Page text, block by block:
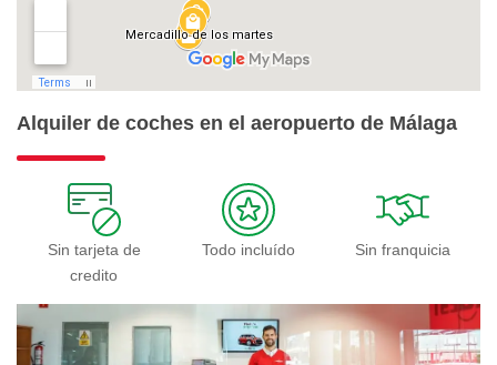
Alquiler de coches en el aeropuerto de Málaga
Sin tarjeta de
credito
Todo incluído Sin franquicia